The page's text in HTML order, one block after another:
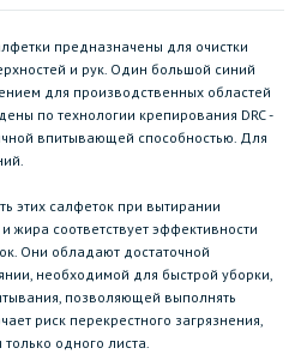
предназначены для очистки
и рук. Один большой синий
для производственных областей
по технологии крепирования DRC -
впитывающей способностью. Для
этих салфеток при вытирании
жира соответствует эффективности
Они обладают достаточной
необходимой для быстрой уборки,
позволяющей выполнять
риск перекрестного загрязнения,
только одного листа.